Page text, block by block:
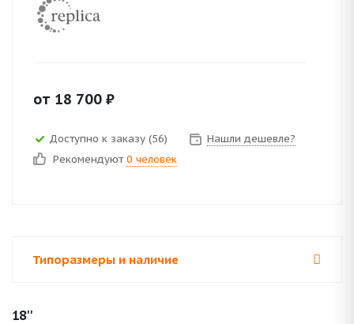
от 18 700 ₽
Доступно к заказу (56)
Нашли дешевле?
Рекомендуют 0 человек
Типоразмеры и наличие
18''